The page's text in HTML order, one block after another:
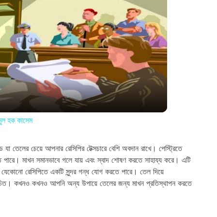
হক কাসেম
তেলের চেয়ে আপনার রেসিপির টেক্সচারে বেশি অবদান রাখে। পেস্ট্রিতে
পারে। মাখন সমানভাবে গলে যায় এবং স্বাদ শোষণ করতে সাহায্য করে। এটি
রেসিপিতে একটি সুন্দর গন্ধ যোগ করতে পারে। তেল দিয়ে
কখনও কখনও আপনি অন্য উপায়ে তেলের জন্য মাখন প্রতিস্থাপন করতে